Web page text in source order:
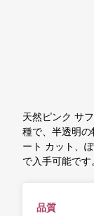
天然ピンク サ
種で、半透明
ート カット、
で入手可能です。
品質